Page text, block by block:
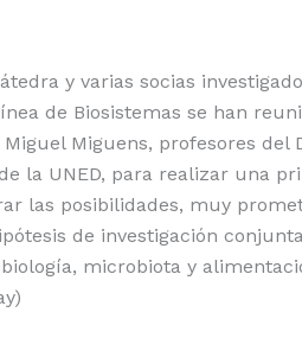
y varias socias
de Biosistemas se han
Miguens, profesores del
la UNED, para realizar una
las posibilidades, muy
de investigación
microbiota y